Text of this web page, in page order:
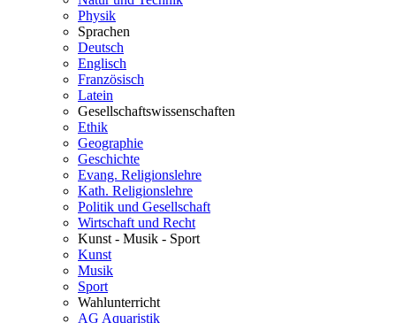
Physik
Sprachen
Deutsch
Englisch
Französisch
Latein
Gesellschaftswissenschaften
Ethik
Geographie
Geschichte
Evang. Religionslehre
Kath. Religionslehre
Politik und Gesellschaft
Wirtschaft und Recht
Kunst - Musik - Sport
Kunst
Musik
Sport
Wahlunterricht
AG Aquaristik